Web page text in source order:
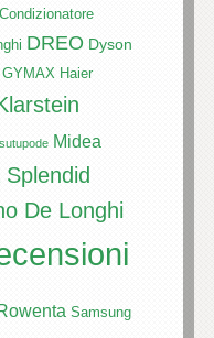
Condizionatore
DREO Dyson
GYMAX Haier
Midea
De Longhi
Samsung